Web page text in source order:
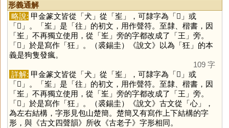
形義通解
略說: 甲金篆文皆從「犬 」從「㞷 」，可隸字為「𤝵 」或
「𤝶 」。「㞷 」是「往 」的初文，用作聲符。至隸、楷書，因
「㞷 」不再獨立使用，從「㞷 」旁的字都改成了「王 」旁。
「𤝵 」於是寫作「狂 」。（裘錫圭）《說文》以為「狂 」的本
義是狗隻發瘋。
109 字
詳解: 甲金篆文皆從「犬 」從「㞷 」，可隸字為「𤝵 」或
「𤝶 」。「㞷 」是「往 」的初文，用作聲符。至隸、楷書，因
「㞷 」不再獨立使用，從「㞷 」旁的字都改成了「王 」旁。
「𤝵 」於是寫作「狂 」。（裘錫圭）《說文》古文從「心」，
為左右結構，字形見包山楚簡。楚簡又有寫作上下結構的字
形，與《古文四聲韻》所收《古老子》字形相同。